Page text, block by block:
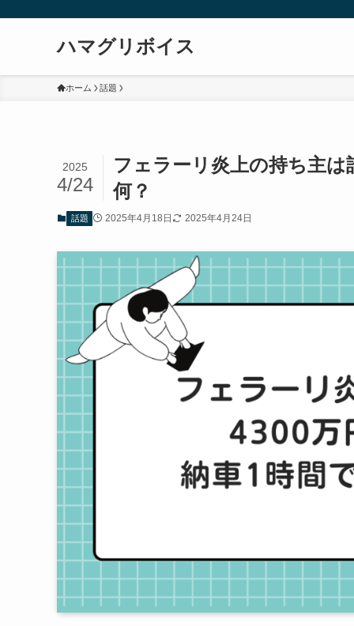
ハマグリボイス
ホーム 話題
フェラーリ炎上の持ち主は
何？
2025
4/24
話題 2025年4月18日 2025年4月24日